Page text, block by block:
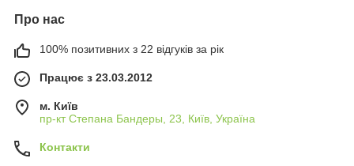
Про нас
100% позитивних з 22 відгуків за рік
Працює з 23.03.2012
м. Київ
пр-кт Степана Бандеры, 23, Київ, Україна
Контакти